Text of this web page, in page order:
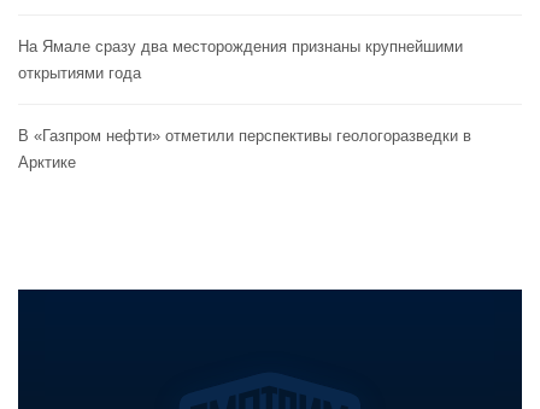
На Ямале сразу два месторождения признаны крупнейшими
открытиями года
В «Газпром нефти» отметили перспективы геологоразведки в
Арктике